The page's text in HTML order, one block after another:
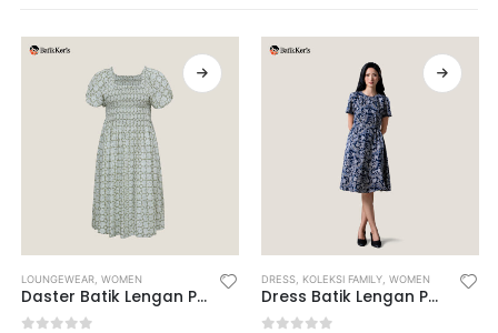
WEAR
WOMEN,WOMEN’S MUSLIM WEAR
LOUNGEWEAR, WOMEN
Daster Batik Lengan Pendek Karet Motif Melati
DRESS, KOLEKSI FAMILY, WOMEN
Dress Batik Lengan Pendek Motif Keris Binar Dedaunan